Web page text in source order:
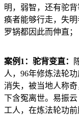
明，弱智，还有驼
痪者能够行走，失明
罗锅都因此而伸直；
案例1：驼背变直：
人，96年修炼法轮
消失，被当地人称
下含冤离世。易振
工人，在炼法轮功